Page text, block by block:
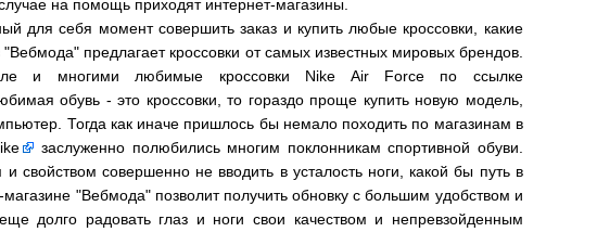
на помощь приходят интернет-магазины.
для себя момент совершить заказ и купить любые кроссовки, какие
предлагает кроссовки от самых известных мировых брендов.
и многими любимые кроссовки Nike Air Force по ссылке
обувь - это кроссовки, то гораздо проще купить новую модель,
Тогда как иначе пришлось бы немало походить по магазинам в
заслуженно полюбились многим поклонникам спортивной обуви.
свойством совершенно не вводить в усталость ноги, какой бы путь в
"Вебмода" позволит получить обновку с большим удобством и
долго радовать глаз и ноги свои качеством и непревзойденным